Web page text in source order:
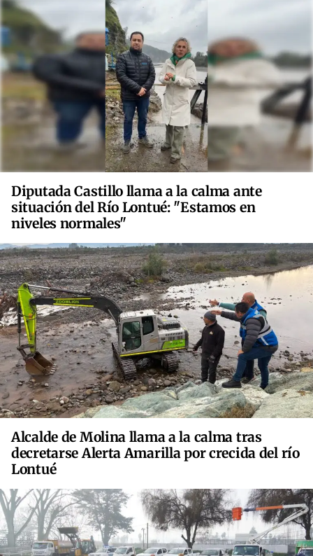
Diputada Castillo llama a la calma ante
situación del Río Lontué: "Estamos en
niveles normales"
Alcalde de Molina llama a la calma tras
decretarse Alerta Amarilla por crecida del río
Lontué